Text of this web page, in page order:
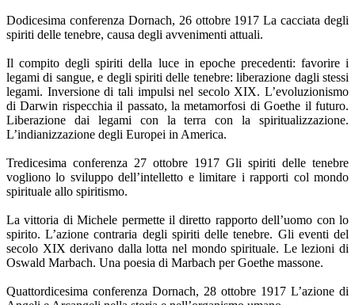
Dodicesima conferenza Dornach, 26 ottobre 1917 La cacciata degli
spiriti delle tenebre, causa degli avvenimenti attuali.
Il compito degli spiriti della luce in epoche precedenti: favorire i
legami di sangue, e degli spiriti delle tenebre: liberazione dagli stessi
legami. Inversione di tali impulsi nel secolo XIX. L’evoluzionismo
di Darwin rispecchia il passato, la metamorfosi di Goethe il futuro.
Liberazione dai legami con la terra con la spiritualizzazione.
L’indianizzazione degli Europei in America.
Tredicesima conferenza 27 ottobre 1917 Gli spiriti delle tenebre
vogliono lo sviluppo dell’intelletto e limitare i rapporti col mondo
spirituale allo spiritismo.
La vittoria di Michele permette il diretto rapporto dell’uomo con lo
spirito. L’azione contraria degli spiriti delle tenebre. Gli eventi del
secolo XIX derivano dalla lotta nel mondo spirituale. Le lezioni di
Oswald Marbach. Una poesia di Marbach per Goethe massone.
Quattordicesima conferenza Dornach, 28 ottobre 1917 L’azione di